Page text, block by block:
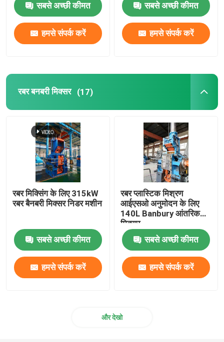
रबर बनबरी मिक्सर
रबर वल्केनाइजिंग प्रेस
प्लास्टिक रीसाइक्लिंग लाइन
टेनिस गेंद बनाने की मशीन
रबर ग्राइंडर मशीन
बैच ऑफ रबर कूलिंग मशीन
रबर कन्वेयर बेल्ट उत्पादन लाइन
रबर कैलेंडर मशीन
सबसे अच्छी कीमत
हमसे संपर्क करें
सबसे अच्छी कीमत
हमसे संपर्क करें
रबर बनबरी मिक्सर (17)
रबर मिक्सिंग के लिए 315kW
रबर बैनबरी मिक्सर निडर मशीन
सबसे अच्छी कीमत
हमसे संपर्क करें
रबर प्लास्टिक मिश्रण
आईएसओ अनुमोदन के लिए
140L Banbury आंतरिक
मिक्सर
सबसे अच्छी कीमत
हमसे संपर्क करें
और देखो